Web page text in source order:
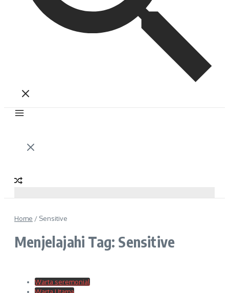
Home / Sensitive
Menjelajahi Tag: Sensitive
Warta seremonial
Warta Utama